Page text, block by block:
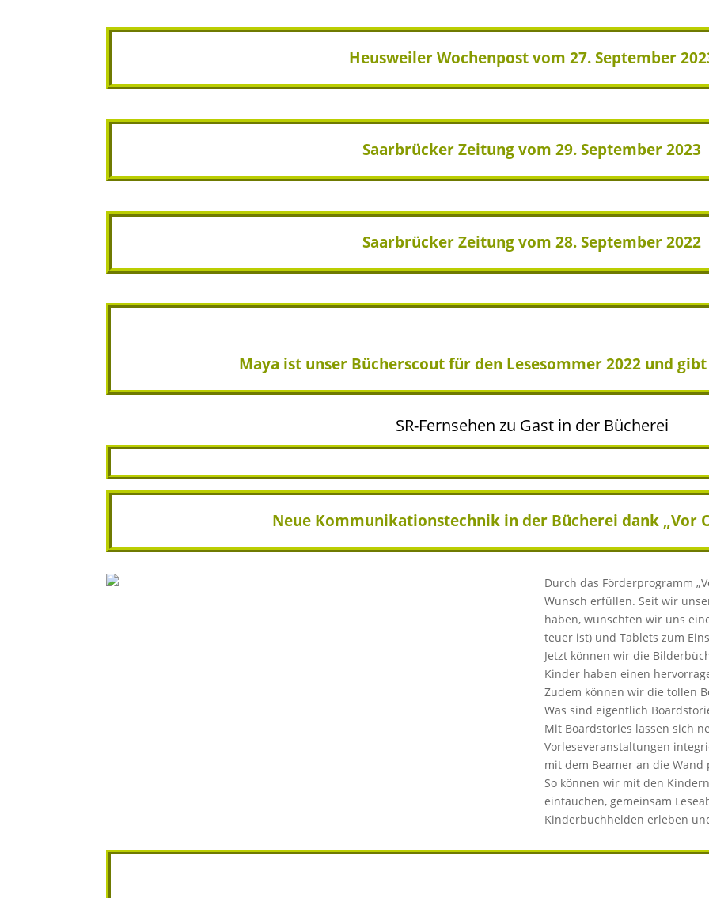
Heusweiler Wochenpost vom 27. September
Saarbrücker Zeitung vom 29. September 2023
Saarbrücker Zeitung vom 28. September 2022
Maya ist unser Bücherscout für den Lesesommer 2022 und
SR-Fernsehen zu Gast in der Bücherei
Neue Kommunikationstechnik in der Bücherei dank „Vor
Durch das Förderprogramm
Wunsch erfüllen. Seit wir
haben, wünschten wir uns
teuer ist) und Tablets zum
Jetzt können wir die
Kinder haben einen
Zudem können wir die tollen
Was sind eigentlich
Mit Boardstories lassen sich
Vorleseveranstaltungen
mit dem Beamer an die
So können wir mit den
eintauchen, gemeinsam
Kinderbuchhelden erleben